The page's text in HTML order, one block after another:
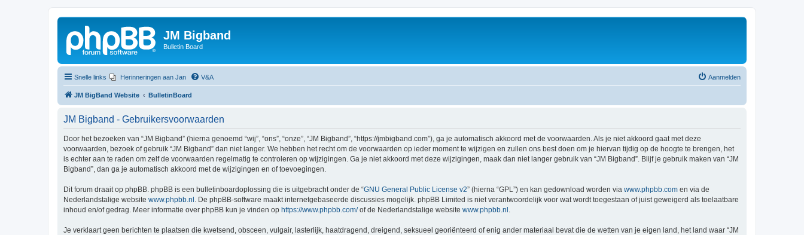
JM Bigband
Bulletin Board
Snelle links Herinneringen aan Jan V&A Aanmelden
JM BigBand Website BulletinBoard
JM Bigband - Gebruikersvoorwaarden
Door het bezoeken van “JM Bigband” (hierna genoemd “wij”, “ons”, “onze”, “JM Bigband”, “https://jmbigband.com”), ga je automatisch akkoord met de voorwaarden. Als je niet akkoord gaat met deze
voorwaarden, bezoek of gebruik “JM Bigband” dan niet langer. We hebben het recht om de voorwaarden op ieder moment te wijzigen en zullen ons best doen om je hiervan tijdig op de hoogte te brengen, het
is echter aan te raden om zelf de voorwaarden regelmatig te controleren op wijzigingen. Ga je niet akkoord met deze wijzigingen, maak dan niet langer gebruik van “JM Bigband”. Blijf je gebruik maken van “JM
Bigband”, dan ga je automatisch akkoord met de wijzigingen en of toevoegingen.
Dit forum draait op phpBB. phpBB is een bulletinboardoplossing die is uitgebracht onder de “GNU General Public License v2” (hierna “GPL”) en kan gedownload worden via www.phpbb.com en via de
Nederlandstalige website www.phpbb.nl . De phpBB-software maakt internetgebaseerde discussies mogelijk. phpBB Limited is niet verantwoordelijk voor wat wordt toegestaan of juist geweigerd als toelaatbare
inhoud en/of gedrag. Meer informatie over phpBB kun je vinden op https://www.phpbb.com/of de Nederlandstalige website www.phpbb.nl
Je verklaart geen berichten te plaatsen die kwetsend, obsceen, vulgair, lasterlijk, haatdragend, dreigend, seksueel georiënteerd of enig ander materiaal bevat die de wetten van je eigen land, het land waar “JM